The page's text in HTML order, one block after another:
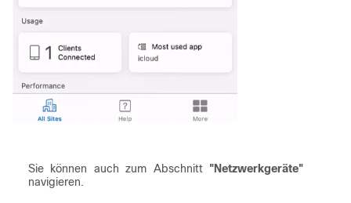
Sie können auch zum Abschnitt "Netzwerkgeräte"
navigieren.